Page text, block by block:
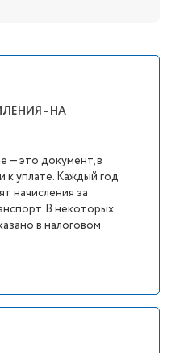
- НА
— это документ, в
к уплате. Каждый год
начисления за
В некоторых
в налоговом